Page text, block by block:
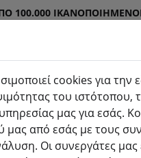
100.000
Seite)
Μπατα
ρίες
έλα
cookies για την
του ιστότοπου,
μας για εσάς.
από εσάς με τους
Οι συνεργάτες